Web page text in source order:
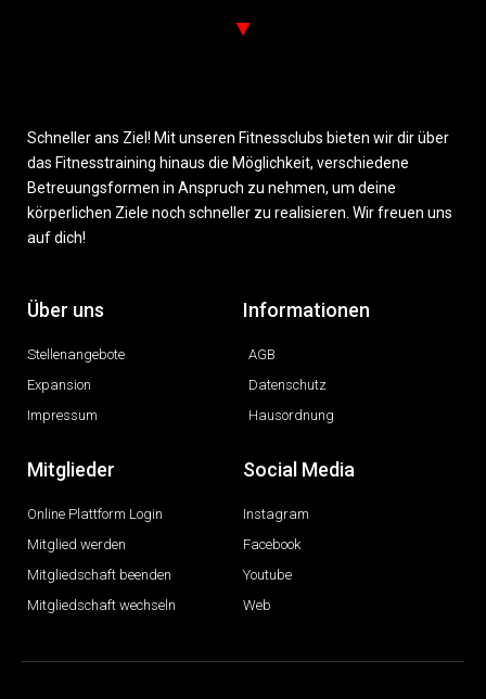
Schneller ans Ziel! Mit unseren Fitnessclubs bieten wir dir über
das Fitnesstraining hinaus die Möglichkeit, verschiedene
Betreuungsformen in Anspruch zu nehmen, um deine
körperlichen Ziele noch schneller zu realisieren. Wir freuen uns
auf dich!
Über uns
Stellenangebote
Expansion
Impressum
Informationen
AGB
Datenschutz
Hausordnung
Mitglieder
Online Plattform Login
Mitglied werden
Mitgliedschaft beenden
Mitgliedschaft wechseln
Social Media
Instagram
Facebook
Youtube
Web